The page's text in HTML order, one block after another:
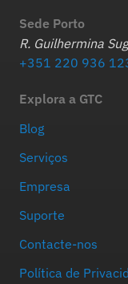
Sede Porto
R. Guilhermina
+351 220 936
Explora a GTC
Blog
Serviços
Empresa
Suporte
Contacte-nos
Política de